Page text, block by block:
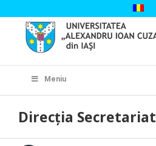
to
content
Meniu
Direcția Secretariat